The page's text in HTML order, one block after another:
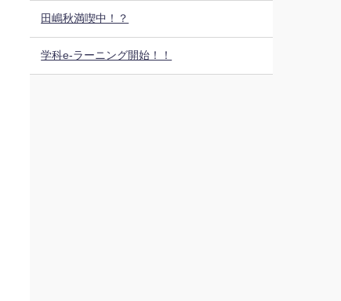
田嶋秋満喫中！？
学科e-ラーニング開始！！